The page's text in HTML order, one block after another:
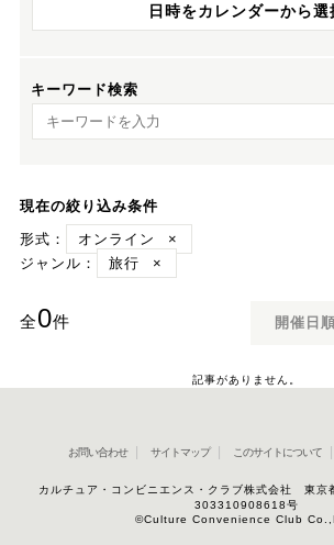
日時をカレンダーから選
キーワード検索
キーワード検索
現在の絞り込み条件
形式：
オンライン
×
ジャンル：
旅行 ×
全0件 開催日順
記事がありません。
お問い合わせ サイトマップ このサイトについて
カルチュア・コンビニエンス・クラブ株式会社 東
303310908618号
©Culture Convenience Club